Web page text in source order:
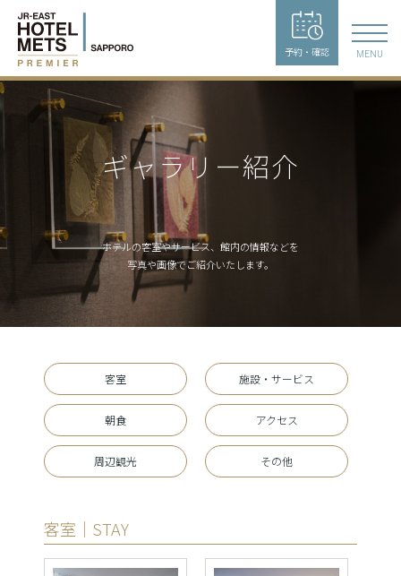
予約・確認 MENU
ギャラリー紹介
ホテルの客室やサービス、館内の情報などを
写真や画像でご紹介いたします。
客室 施設・サービス
朝食 アクセス
周辺観光 その他
客室｜STAY